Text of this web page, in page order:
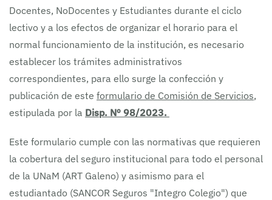
Docentes, NoDocentes y Estudiantes durante el ciclo
lectivo y a los efectos de organizar el horario para el
normal funcionamiento de la institución, es necesario
establecer los trámites administrativos
correspondientes, para ello surge la confección y
publicación de este formulario de Comisión de Servicios,
estipulada por la Disp. Nº 98/2023.
Este formulario cumple con las normativas que requieren
la cobertura del seguro institucional para todo el personal
de la UNaM (ART Galeno) y asimismo para el
estudiantado (SANCOR Seguros "Integro Colegio") que